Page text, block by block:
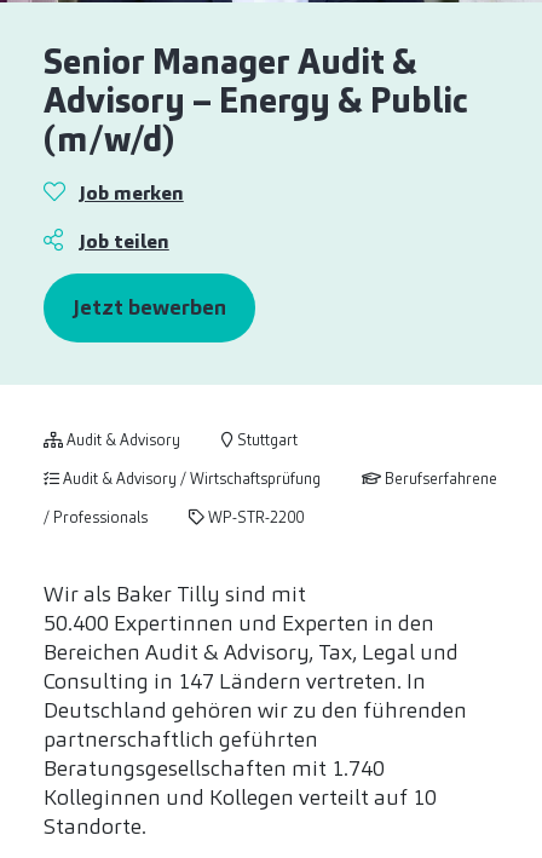
Senior Manager Audit &
Advisory – Energy & Public
(m/w/d)
Job merken
Job teilen
Jetzt bewerben
Audit & Advisory
Stuttgart
Audit & Advisory / Wirtschaftsprüfung
Berufserfahrene
/ Professionals
WP-STR-2200
Wir als Baker Tilly sind mit
50.400 Expertinnen und Experten in den
Bereichen Audit & Advisory, Tax, Legal und
Consulting in 147 Ländern vertreten. In
Deutschland gehören wir zu den führenden
partnerschaftlich geführten
Beratungsgesellschaften mit 1.740
Kolleginnen und Kollegen verteilt auf 10
Standorte.